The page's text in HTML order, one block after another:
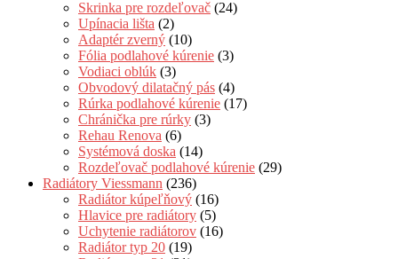
Skrinka pre rozdeľovač (24)
Upínacia lišta (2)
Adaptér zverný (10)
Fólia podlahové kúrenie (3)
Vodiaci oblúk (3)
Obvodový dilatačný pás (4)
Rúrka podlahové kúrenie (17)
Chránička pre rúrky (3)
Rehau Renova (6)
Systémová doska (14)
Rozdeľovač podlahové kúrenie (29)
Radiátory Viessmann (236)
Radiátor kúpeľňový (16)
Hlavice pre radiátory (5)
Uchytenie radiátorov (16)
Radiátor typ 20 (19)